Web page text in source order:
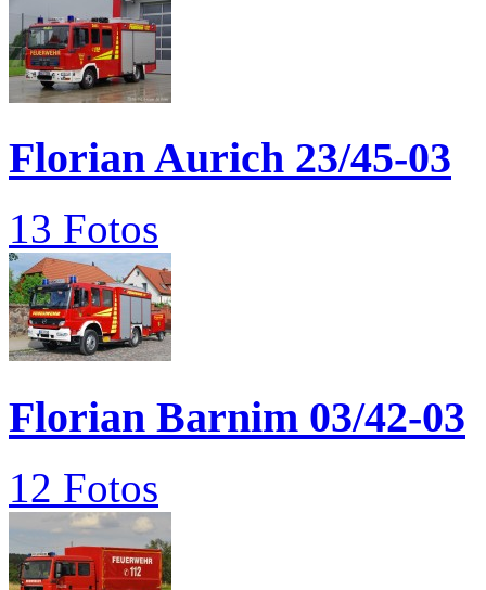
Florian Aurich 23/45-03
13 Fotos
Florian Barnim 03/42-03
12 Fotos